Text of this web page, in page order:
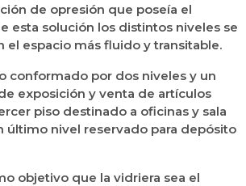
de opresión que poseía el
esta solución los distintos niveles se
el espacio más fluido y transitable.
conformado por dos niveles y un
exposición y venta de artículos
piso destinado a oficinas y sala
último nivel reservado para depósito
objetivo que la vidriera sea el